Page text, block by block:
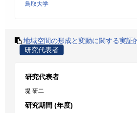
鳥取大学
地域空間の形成と変動に関する実証
研究代表者
研究代表者
堤 研二
研究期間 (年度)